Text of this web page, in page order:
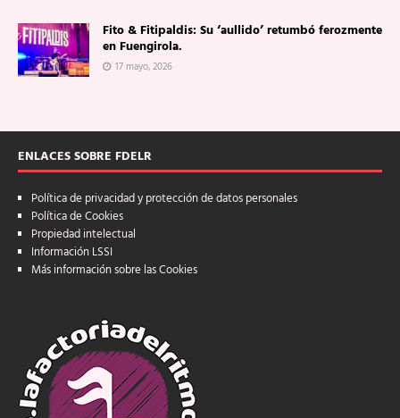
Fito & Fitipaldis: Su ‘aullido’ retumbó ferozmente
en Fuengirola.
17 mayo, 2026
ENLACES SOBRE FDELR
Política de privacidad y protección de datos personales
Política de Cookies
Propiedad intelectual
Información LSSI
Más información sobre las Cookies